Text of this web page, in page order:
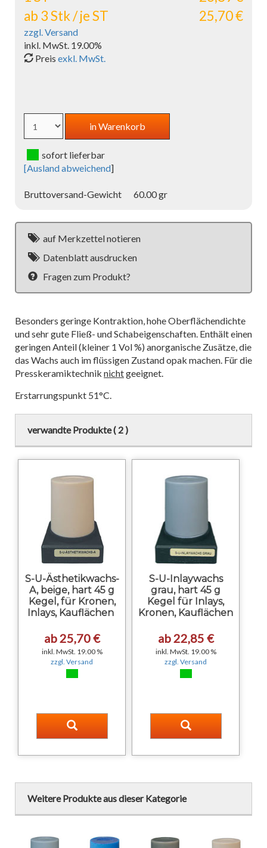
ab 3 Stk / je ST
25,70 €
zzgl. Versand
inkl. MwSt. 19.00%
Preis exkl. MwSt.
sofort lieferbar
[Ausland abweichend]
Bruttoversand-Gewicht 60.00 gr
auf Merkzettel notieren
Datenblatt ausdrucken
Fragen zum Produkt?
Besonders geringe Kontraktion, hohe Oberflächendichte
und sehr gute Fließ- und Schabeigenschaften. Enthält einen
geringen Anteil (kleiner 1 Vol %) anorganische Zusätze, die
das Wachs auch im flüssigen Zustand opak machen. Für die
Presskeramiktechnik nichtgeeignet.
Erstarrungspunkt 51°C.
verwandte Produkte ( 2 )
S-U-Ästhetikwachs-
A, beige, hart 45 g
Kegel, für Kronen,
Inlays, Kauflächen
ab 25,70 €
inkl. MwSt. 19.00 %
zzgl. Versand
S-U-Inlaywachs
grau, hart 45 g
Kegel für Inlays,
Kronen, Kauflächen
ab 22,85 €
inkl. MwSt. 19.00 %
zzgl. Versand
Weitere Produkte aus dieser Kategorie